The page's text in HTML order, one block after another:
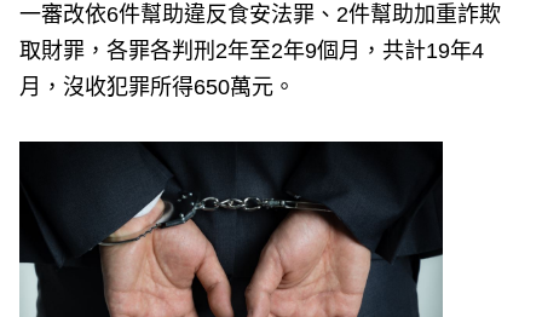
一審改依6件幫助違反食安法罪、2件幫助加重詐欺
取財罪，各罪各判刑2年至2年9個月，共計19年4
月，沒收犯罪所得650萬元。